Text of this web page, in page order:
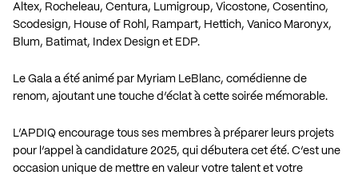
Altex, Rocheleau, Centura, Lumigroup, Vicostone, Cosentino,
Scodesign, House of Rohl, Rampart, Hettich, Vanico Maronyx,
Blum, Batimat, Index Design et EDP.
Le Gala a été animé par Myriam LeBlanc, comédienne de
renom, ajoutant une touche d’éclat à cette soirée mémorable.
L’APDIQ encourage tous ses membres à préparer leurs projets
pour l’appel à candidature 2025, qui débutera cet été. C’est une
occasion unique de mettre en valeur votre talent et votre